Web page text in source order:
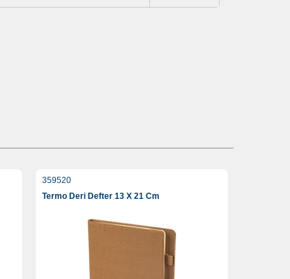
359520
Termo Deri Defter 13 X 21 Cm